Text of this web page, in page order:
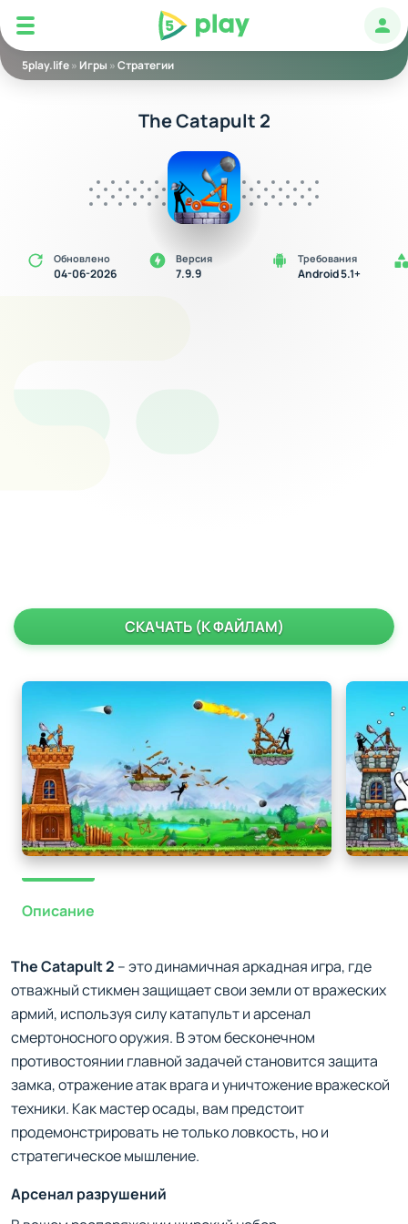
5play
5play.life» Игры »Стратегии
The Catapult 2
Обновлено
04-06-2026
Версия
7.9.9
Требования
Android 5.1+
СКАЧАТЬ (К ФАЙЛАМ)
Описание
The Catapult 2 – это динамичная аркадная игра, где
отважный стикмен защищает свои земли от вражеских
армий, используя силу катапульт и арсенал
смертоносного оружия. В этом бесконечном
противостоянии главной задачей становится защита
замка, отражение атак врага и уничтожение вражеской
техники. Как мастер осады, вам предстоит
продемонстрировать не только ловкость, но и
стратегическое мышление.
Арсенал разрушений